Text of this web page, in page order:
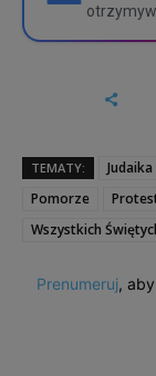
TEMATY: Judaika
Pomorze
Wszystkich
Prenumeruj,